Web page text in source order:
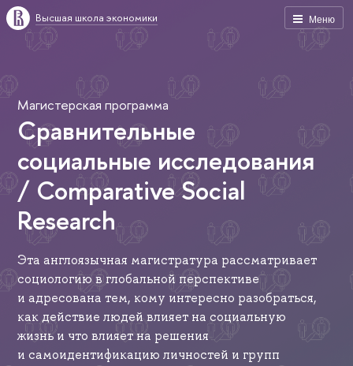
Меню
Высшая школа экономики
Магистерская программа
Сравнительные
социальные исследования
/ Comparative Social
Research
Эта англоязычная магистратура рассматривает
социологию в глобальной перспективе
и адресована тем, кому интересно разобраться,
как действие людей влияет на социальную
жизнь и что влияет на решения
и самоидентификацию личностей и групп